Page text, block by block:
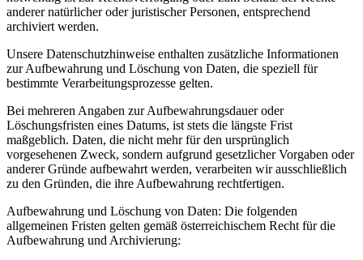
anderer natürlicher oder juristischer Personen, entsprechend
archiviert werden.
Unsere Datenschutzhinweise enthalten zusätzliche Informationen
zur Aufbewahrung und Löschung von Daten, die speziell für
bestimmte Verarbeitungsprozesse gelten.
Bei mehreren Angaben zur Aufbewahrungsdauer oder
Löschungsfristen eines Datums, ist stets die längste Frist
maßgeblich. Daten, die nicht mehr für den ursprünglich
vorgesehenen Zweck, sondern aufgrund gesetzlicher Vorgaben oder
anderer Gründe aufbewahrt werden, verarbeiten wir ausschließlich
zu den Gründen, die ihre Aufbewahrung rechtfertigen.
Aufbewahrung und Löschung von Daten: Die folgenden
allgemeinen Fristen gelten gemäß österreichischem Recht für die
Aufbewahrung und Archivierung: